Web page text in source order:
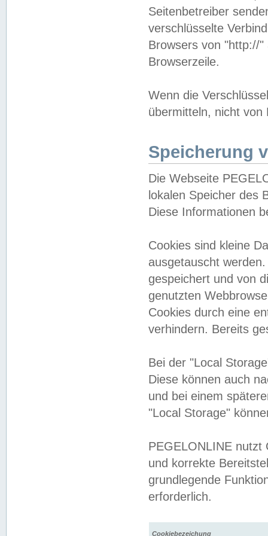
Seitenbetreiber
verschlüsselte
Browsers von "http://
Browserzeile.
Wenn die
übermitteln, nicht von
Speicherung
Die Webseite
lokalen Speicher des
Diese Informationen
Cookies sind kleine
ausgetauscht
gespeichert und von
genutzten
Cookies durch eine
verhindern. Bereits
Bei der "Local
Diese können auch
und bei einem
"Local Storage"
PEGELONLINE nutzt
und korrekte
grundlegende
erforderlich.
Cookiebezeichung